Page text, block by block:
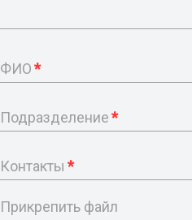
ФИО*
Подразделение*
Контакты *
Прикрепить файл